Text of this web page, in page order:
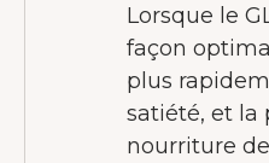
Lorsque le
façon
plus
satiété, et la
nourriture